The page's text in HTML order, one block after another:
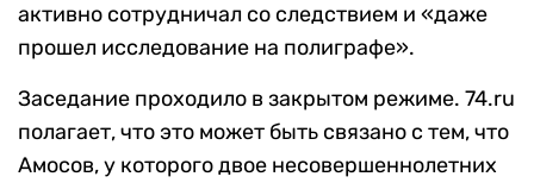
активно сотрудничал со следствием и «даже
прошел исследование на полиграфе».
Заседание проходило в закрытом режиме. 74.ru
полагает, что это может быть связано с тем, что
Амосов, у которого двое несовершеннолетних